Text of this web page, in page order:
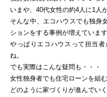
いまや、40代女性の約4人に1人
そんな中、エコハウスでも独身
ションをする事例が増えています
やっぱりエコハウスって担当
ね。
でも実際はこんな疑問も・・・
女性独身者でも住宅ローンを組
どのように家づくりが進んでい